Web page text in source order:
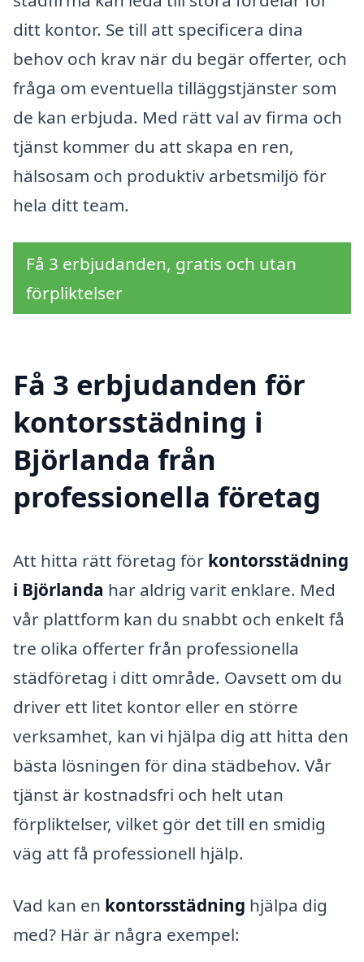
ditt kontor. Se till att specificera dina
behov och krav när du begär offerter, och
fråga om eventuella tilläggstjänster som
de kan erbjuda. Med rätt val av firma och
tjänst kommer du att skapa en ren,
hälsosam och produktiv arbetsmiljö för
hela ditt team.
Få 3 erbjudanden, gratis och utan
förpliktelser
Få 3 erbjudanden för
kontorsstädning i
Björlanda från
professionella företag
Att hitta rätt företag för kontorsstädning
i Björlanda har aldrig varit enklare. Med
vår plattform kan du snabbt och enkelt få
tre olika offerter från professionella
städföretag i ditt område. Oavsett om du
driver ett litet kontor eller en större
verksamhet, kan vi hjälpa dig att hitta den
bästa lösningen för dina städbehov. Vår
tjänst är kostnadsfri och helt utan
förpliktelser, vilket gör det till en smidig
väg att få professionell hjälp.
Vad kan en kontorsstädning hjälpa dig
med? Här är några exempel: